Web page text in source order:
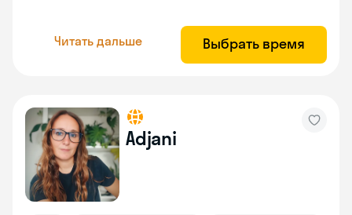
Читать дальше Выбрать время
Adjani